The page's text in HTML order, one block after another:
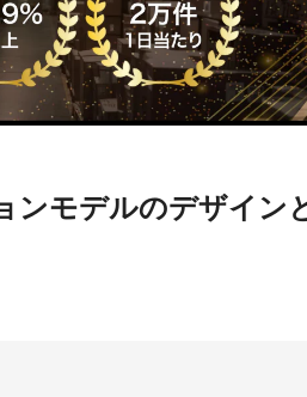
ンモデルのデザイン